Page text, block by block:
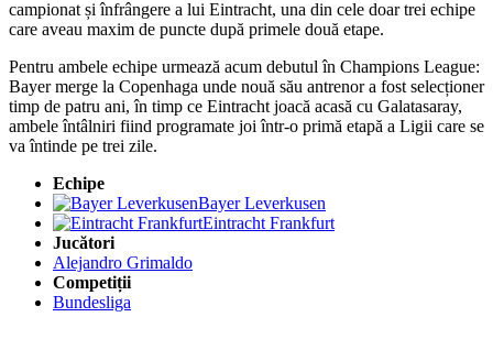
campionat și înfrângere a lui Eintracht, una din cele doar trei echipe
care aveau maxim de puncte după primele două etape.
Pentru ambele echipe urmează acum debutul în Champions League:
Bayer merge la Copenhaga unde nouă său antrenor a fost selecționer
timp de patru ani, în timp ce Eintracht joacă acasă cu Galatasaray,
ambele întâlniri fiind programate joi într-o primă etapă a Ligii care se
va întinde pe trei zile.
Echipe
Bayer Leverkusen
Eintracht Frankfurt
Jucători
Alejandro Grimaldo
Competiții
Bundesliga